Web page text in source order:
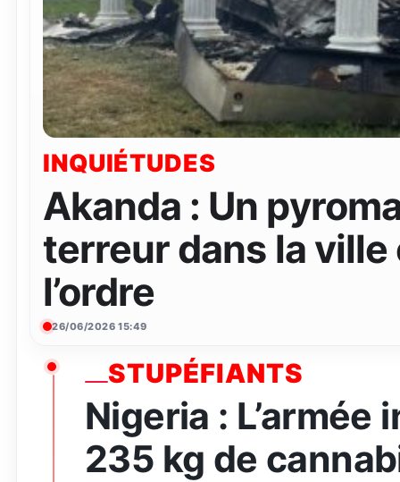
INQUIÉTUDES
Akanda : Un
terreur dans la
l’ordre
26/06/2026 15:49
STUPÉFIANTS
Nigeria :
235 kg de